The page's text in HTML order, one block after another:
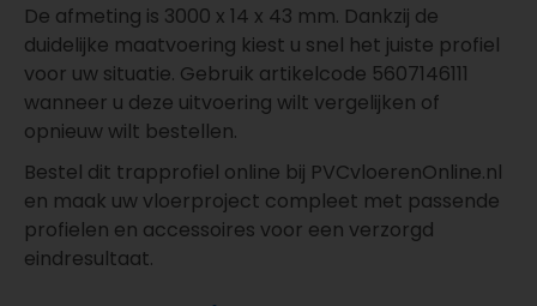
De afmeting is 3000 x 14 x 43 mm. Dankzij de
duidelijke maatvoering kiest u snel het juiste profiel
voor uw situatie. Gebruik artikelcode 5607146111
wanneer u deze uitvoering wilt vergelijken of
opnieuw wilt bestellen.
Bestel dit trapprofiel online bij PVCvloerenOnline.nl
en maak uw vloerproject compleet met passende
profielen en accessoires voor een verzorgd
eindresultaat.